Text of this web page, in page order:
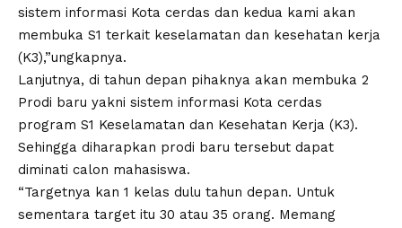
sistem informasi Kota cerdas dan kedua kami akan
membuka S1 terkait keselamatan dan kesehatan kerja
(K3),”ungkapnya.
Lanjutnya, di tahun depan pihaknya akan membuka 2
Prodi baru yakni sistem informasi Kota cerdas
program S1 Keselamatan dan Kesehatan Kerja (K3).
Sehingga diharapkan prodi baru tersebut dapat
diminati calon mahasiswa.
“Targetnya kan 1 kelas dulu tahun depan. Untuk
sementara target itu 30 atau 35 orang. Memang